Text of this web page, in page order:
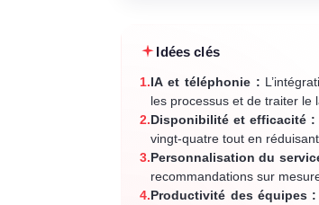
Idées clés
1.IA et téléphonie :
les processus et de traiter le
2.Disponibilité et efficacité :
vingt-quatre tout en
3.Personnalisation du
recommandations sur
4.Productivité des équipes :